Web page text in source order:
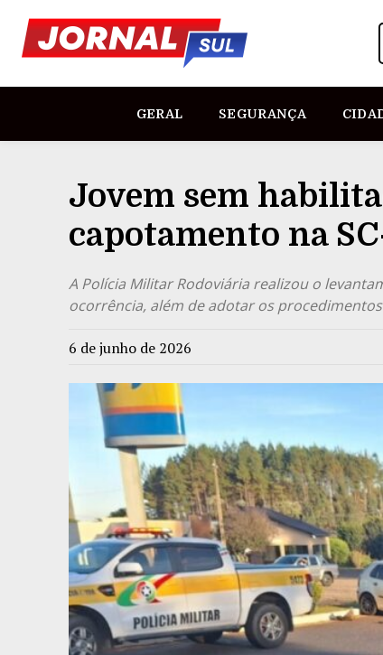
GERAL SEGURANÇA
Jovem sem
capotamento na
A Polícia Militar Rodoviária realizou o
ocorrência, além de adotar os
6 de junho de 2026